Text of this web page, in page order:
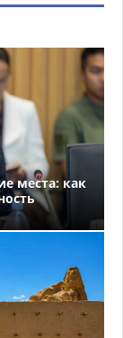
места: как